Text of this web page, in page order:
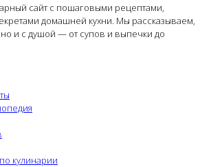
сайт с пошаговыми рецептами,
домашней кухни. Мы рассказываем,
и с душой — от супов и выпечки до
кулинарии